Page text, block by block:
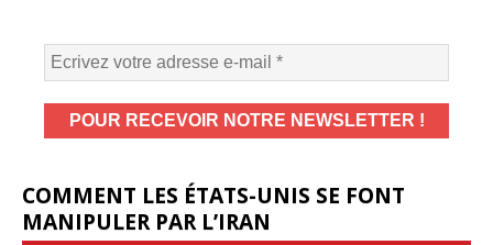
COMMENT LES ÉTATS-UNIS SE FONT
MANIPULER PAR L’IRAN